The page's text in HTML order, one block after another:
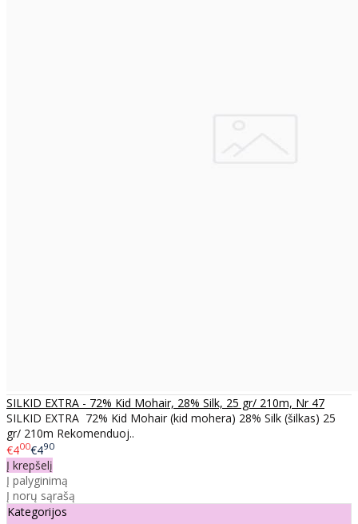
SILKID EXTRA - 72% Kid Mohair, 28% Silk, 25 gr/ 210m, Nr 47
SILKID EXTRA 72% Kid Mohair (kid mohera) 28% Silk (šilkas) 25
gr/ 210m Rekomenduoj..
€400€490
Į krepšelį
Į palyginimą
Į norų sąrašą
Kategorijos